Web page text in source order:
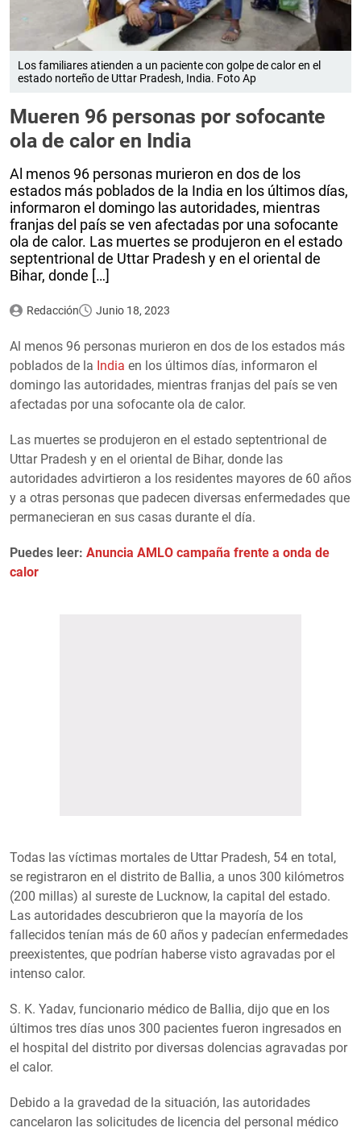
Los familiares atienden a un paciente con golpe de calor en el
estado norteño de Uttar Pradesh, India. Foto Ap
Mueren 96 personas por sofocante
ola de calor en India
Al menos 96 personas murieron en dos de los
estados más poblados de la India en los últimos días,
informaron el domingo las autoridades, mientras
franjas del país se ven afectadas por una sofocante
ola de calor. Las muertes se produjeron en el estado
septentrional de Uttar Pradesh y en el oriental de
Bihar, donde […]
Redacción Junio 18, 2023
Al menos 96 personas murieron en dos de los estados más
poblados de la India en los últimos días, informaron el
domingo las autoridades, mientras franjas del país se ven
afectadas por una sofocante ola de calor.
Las muertes se produjeron en el estado septentrional de
Uttar Pradesh y en el oriental de Bihar, donde las
autoridades advirtieron a los residentes mayores de 60 años
y a otras personas que padecen diversas enfermedades que
permanecieran en sus casas durante el día.
Puedes leer: Anuncia AMLO campaña frente a onda de
calor
Todas las víctimas mortales de Uttar Pradesh, 54 en total,
se registraron en el distrito de Ballia, a unos 300 kilómetros
(200 millas) al sureste de Lucknow, la capital del estado.
Las autoridades descubrieron que la mayoría de los
fallecidos tenían más de 60 años y padecían enfermedades
preexistentes, que podrían haberse visto agravadas por el
intenso calor.
S. K. Yadav, funcionario médico de Ballia, dijo que en los
últimos tres días unos 300 pacientes fueron ingresados en
el hospital del distrito por diversas dolencias agravadas por
el calor.
Debido a la gravedad de la situación, las autoridades
cancelaron las solicitudes de licencia del personal médico